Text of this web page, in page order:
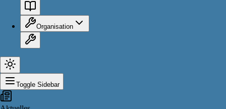
Organisation
Toggle Sidebar